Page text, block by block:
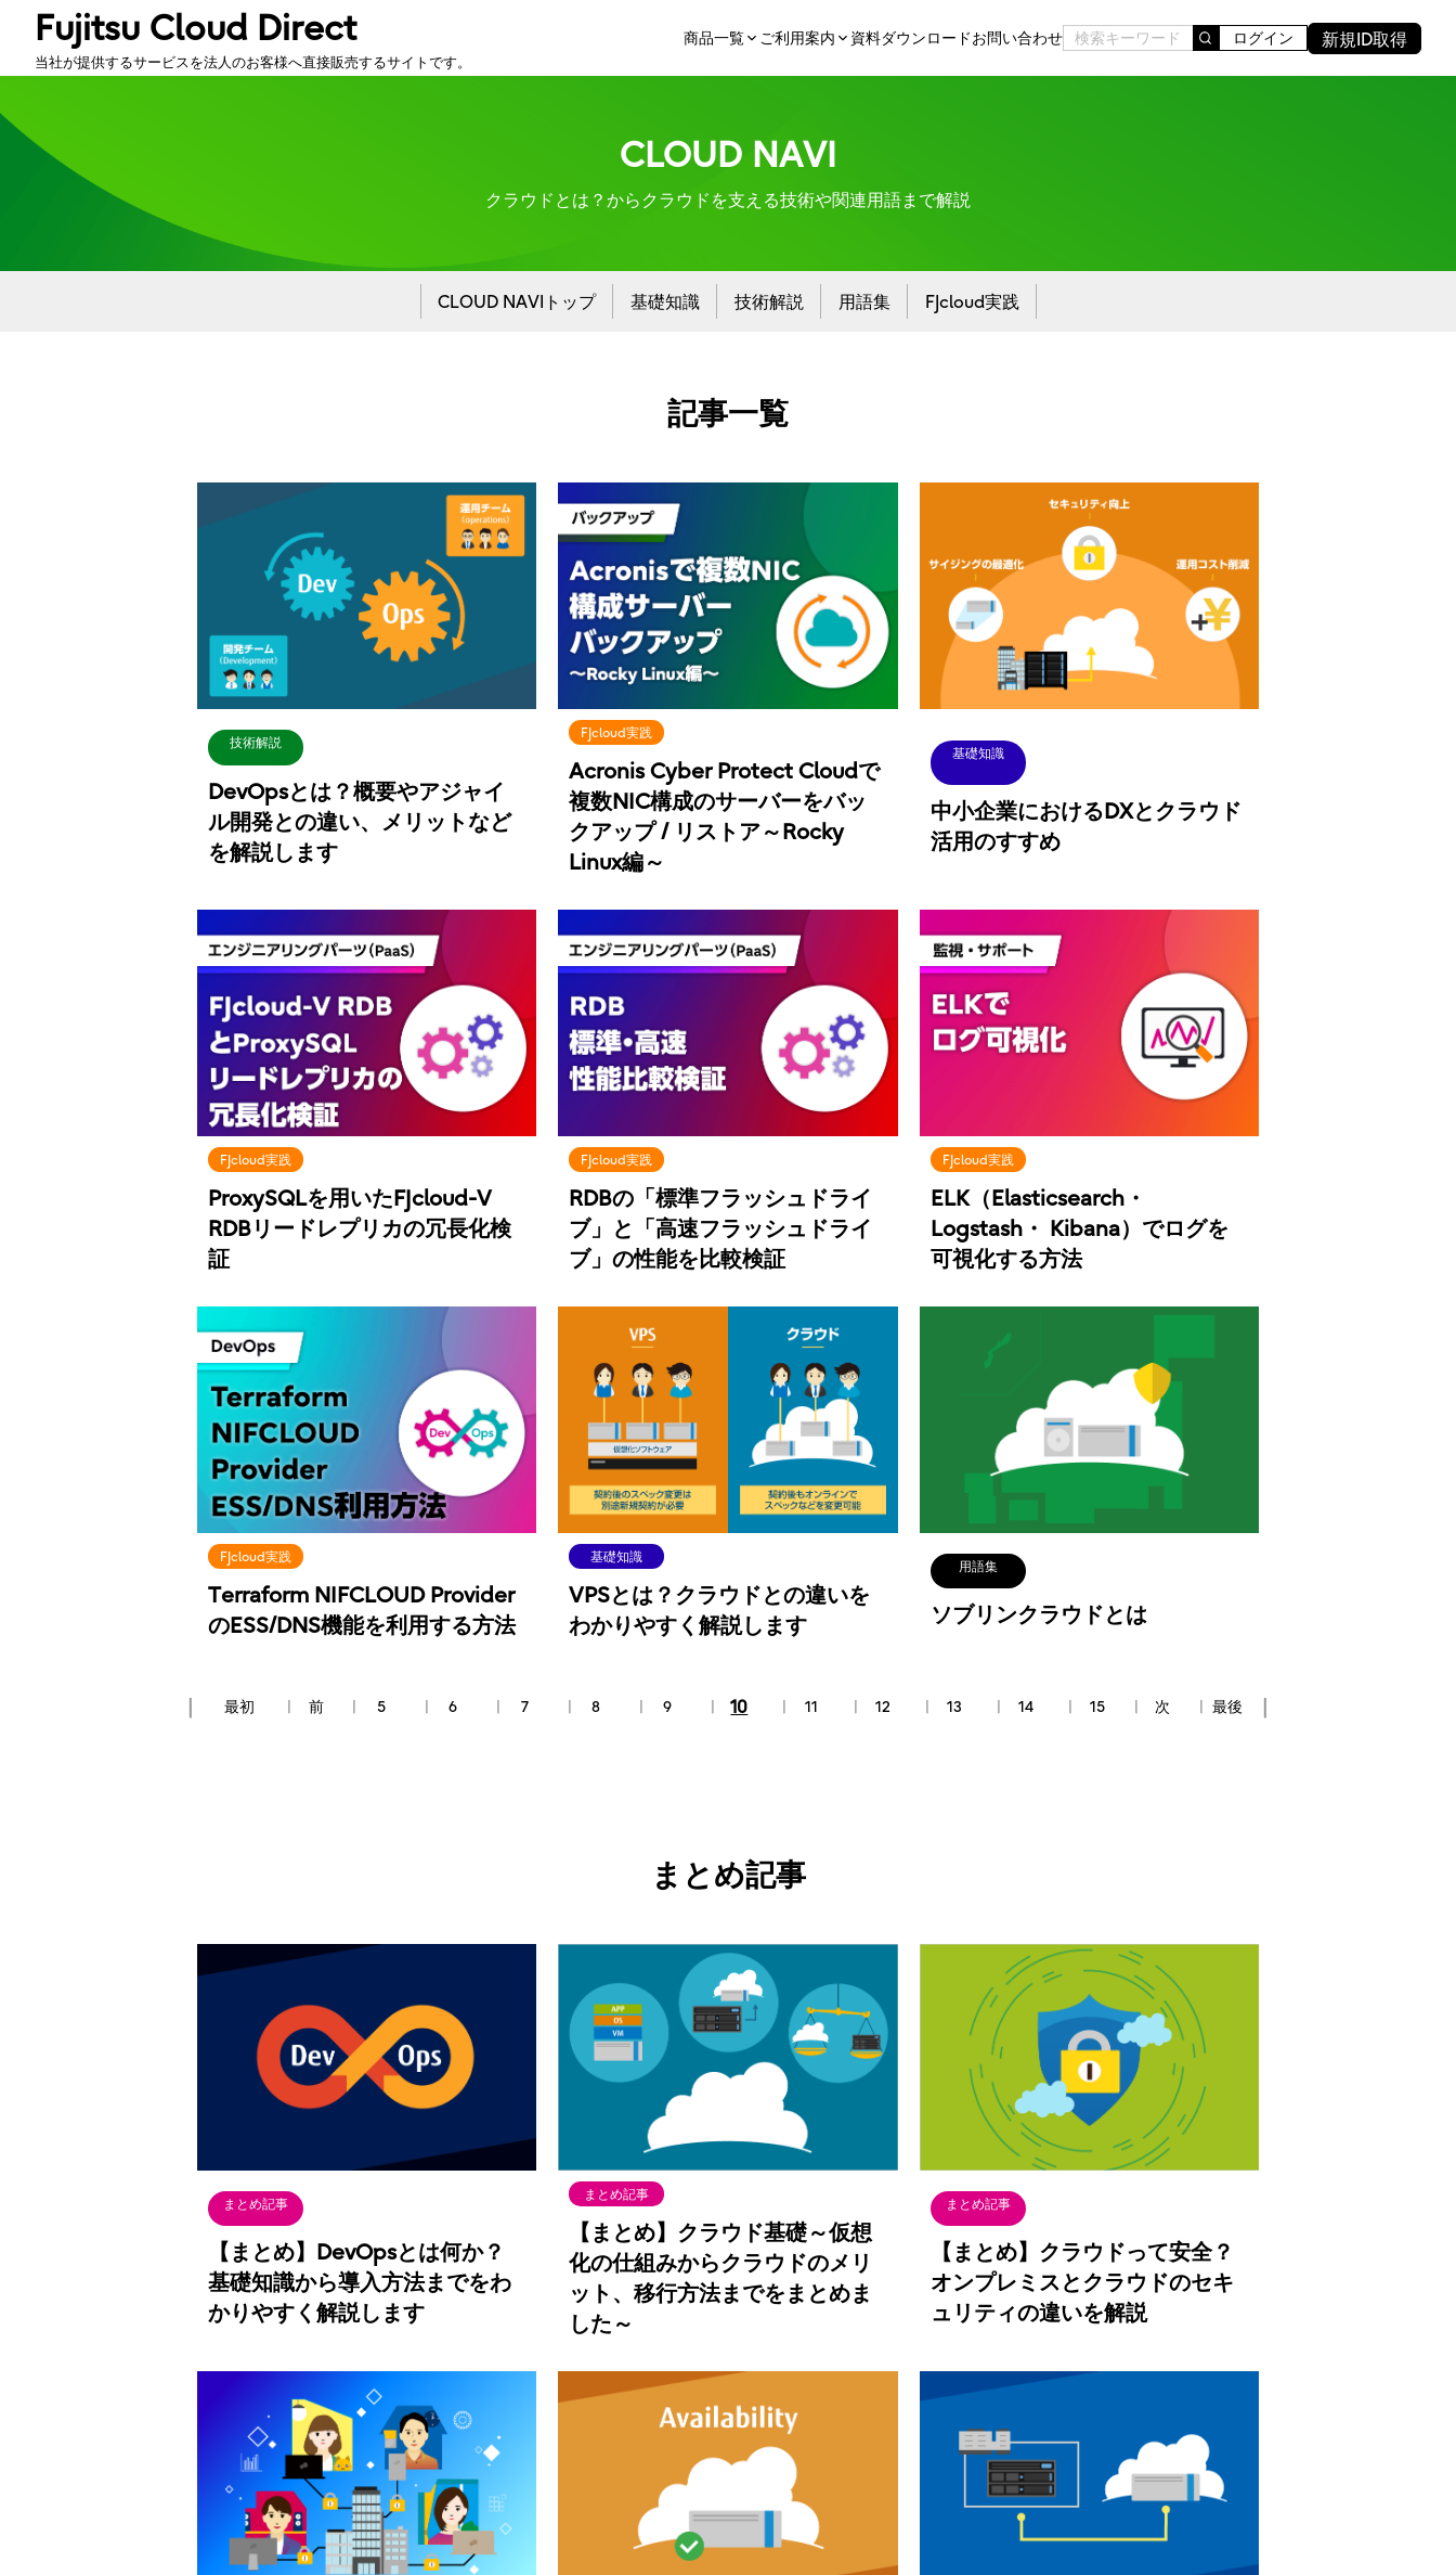
Fujitsu Cloud Direct
当社が提供するサービスを法人のお客様へ直接販売するサイトです。
商品一覧 ご利用案内 資料ダウンロードお問い合わせ ログイン 新規ID取得
CLOUD NAVI
クラウドとは？からクラウドを支える技術や関連用語まで解説
CLOUD NAVIトップ 基礎知識 技術解説 用語集 FJcloud実践
記事一覧
技術解説
DevOpsとは？概要やアジャイ
ル開発との違い、メリットなど
を解説します
FJcloud実践
Acronis Cyber Protect Cloudで
複数NIC構成のサーバーをバッ
クアップ / リストア～Rocky
Linux編～
基礎知識
中小企業におけるDXとクラウド
活用のすすめ
FJcloud実践
ProxySQLを用いたFJcloud-V
RDBリードレプリカの冗長化検
証
FJcloud実践
RDBの「標準フラッシュドライ
ブ」と「高速フラッシュドライ
ブ」の性能を比較検証
FJcloud実践
ELK（Elasticsearch・
Logstash・ Kibana）でログを
可視化する方法
FJcloud実践
Terraform NIFCLOUD Provider
のESS/DNS機能を利用する方法
基礎知識
VPSとは？クラウドとの違いを
わかりやすく解説します
用語集
ソブリンクラウドとは
最初 前 5 6 7 8 9 10 11 12 13 14 15 次 最後
まとめ記事
まとめ記事
【まとめ】DevOpsとは何か？
基礎知識から導入方法までをわ
かりやすく解説します
まとめ記事
【まとめ】クラウド基礎～仮想
化の仕組みからクラウドのメリ
ット、移行方法までをまとめま
した～
まとめ記事
【まとめ】クラウドって安全？
オンプレミスとクラウドのセキ
ュリティの違いを解説